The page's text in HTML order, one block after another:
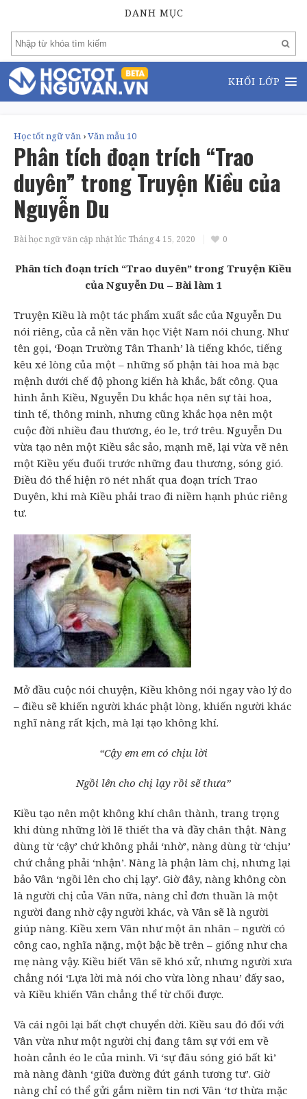
DANH MỤC
KHỐI LỚP
Học tốt ngữ văn ›Văn mẫu 10
Phân tích đoạn trích “Trao
duyên” trong Truyện Kiều của
Nguyễn Du
Bài học ngữ văn cập nhật lúc Tháng 4 15, 2020 0
Phân tích đoạn trích “Trao duyên” trong Truyện Kiều
của Nguyễn Du – Bài làm 1
Truyện Kiều là một tác phẩm xuất sắc của Nguyễn Du
nói riêng, của cả nền văn học Việt Nam nói chung. Như
tên gọi, ‘Đoạn Trường Tân Thanh’ là tiếng khóc, tiếng
kêu xé lòng của một – những số phận tài hoa mà bạc
mệnh dưới chế độ phong kiến hà khắc, bất công. Qua
hình ảnh Kiều, Nguyễn Du khắc họa nên sự tài hoa,
tinh tế, thông minh, nhưng cũng khắc họa nên một
cuộc đời nhiều đau thương, éo le, trớ trêu. Nguyễn Du
vừa tạo nên một Kiều sắc sảo, mạnh mẽ, lại vừa vẽ nên
một Kiều yếu đuối trước những đau thương, sóng gió.
Điều đó thể hiện rõ nét nhất qua đoạn trích Trao
Duyên, khi mà Kiều phải trao đi niềm hạnh phúc riêng
tư.
Mở đầu cuộc nói chuyện, Kiều không nói ngay vào lý do
– điều sẽ khiến người khác phật lòng, khiến người khác
nghĩ nàng rất kịch, mà lại tạo không khí.
“Cậy em em có chịu lời
Ngồi lên cho chị lạy rồi sẽ thưa”
Kiều tạo nên một không khí chân thành, trang trọng
khi dùng những lời lẽ thiết tha và đầy chân thật. Nàng
dùng từ ‘cậy’ chứ không phải ‘nhờ’, nàng dùng từ ‘chịu’
chứ chẳng phải ‘nhận’. Nàng là phận làm chị, nhưng lại
bảo Vân ‘ngồi lên cho chị lạy’. Giờ đây, nàng không còn
là người chị của Vân nữa, nàng chỉ đơn thuần là một
người đang nhờ cậy người khác, và Vân sẽ là người
giúp nàng. Kiều xem Vân như một ân nhân – người có
công cao, nghĩa nặng, một bậc bề trên – giống như cha
mẹ nàng vậy. Kiều biết Vân sẽ khó xử, nhưng người xưa
chẳng nói ‘Lựa lời mà nói cho vừa lòng nhau’ đấy sao,
và Kiều khiến Vân chẳng thể từ chối được.
Và cái ngôi lại bất chợt chuyển dời. Kiều sau đó đối với
Vân vừa như một người chị đang tâm sự với em về
hoàn cảnh éo le của mình. Vì ‘sự đâu sóng gió bất kì’
mà nàng đành ‘giữa đường đứt gánh tương tư’. Giờ
nàng chỉ có thể gửi gắm niềm tin nơi Vân ‘tơ thừa mặc